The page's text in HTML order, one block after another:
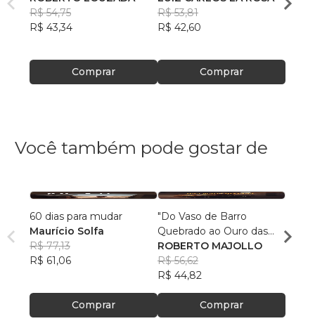
R$ 54,75
R$ 43,34
Comprar
R$ 53,81
R$ 42,60
Comprar
ANA
Você também pode gostar de
60 dias para mudar
Maurício Solfa
R$ 77,13
R$ 61,06
Comprar
"Do Vaso de Barro
Quebrado ao Ouro das
Mãos Divinas"
ROBERTO MAJOLLO
R$ 56,62
R$ 44,82
Comprar